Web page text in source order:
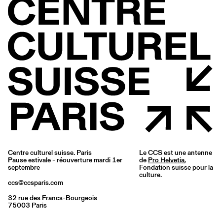
Centre culturel suisse. Paris
Pause estivale - réouverture mardi 1er
septembre
ccs@ccsparis.com
32 rue des Francs-Bourgeois
75003 Paris
Le CCS est une antenne
de Pro Helvetia,
Fondation suisse pour la
culture.